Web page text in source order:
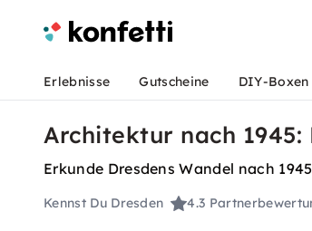
Erlebnisse Gutscheine DIY-Boxen
Architektur nach 1945:
Erkunde Dresdens Wandel nach
Kennst Du Dresden 4.3